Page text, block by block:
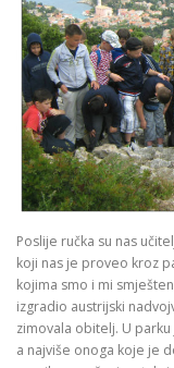
Poslije ručka su nas
koji nas je proveo kroz
kojima smo i mi
izgradio austrijski
zimovala obitelj. U
a najviše onoga koje je